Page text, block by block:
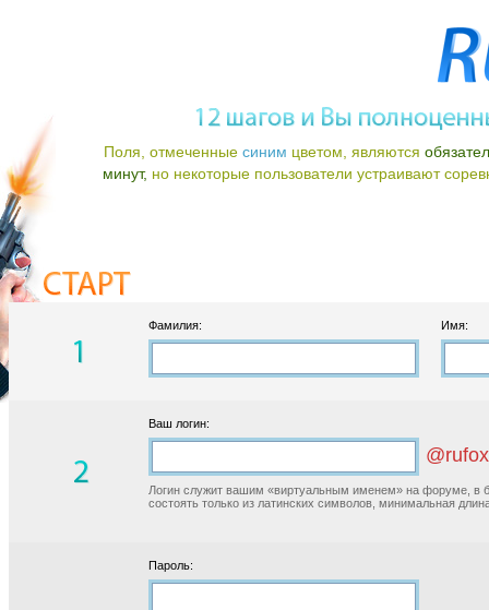
Поля, отмеченные синим цветом, являются
минут, но некоторые пользователи устраивают
Фамилия: Имя:
Ваш логин:
Логин служит вашим «виртуальным именем» на форуме, в
состоять только из латинских символов, минимальная
Пароль: